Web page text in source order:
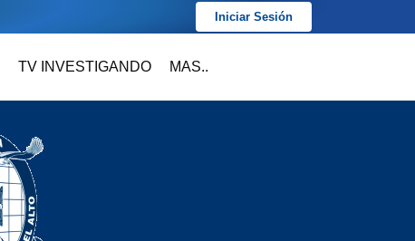
Iniciar Sesión
TV INVESTIGANDO MAS..